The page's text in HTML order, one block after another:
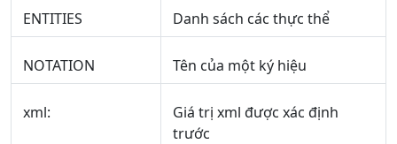
ENTITIES Danh sách các thực thể
NOTATION Tên của một ký hiệu
xml:
Giá trị xml được xác định
trước